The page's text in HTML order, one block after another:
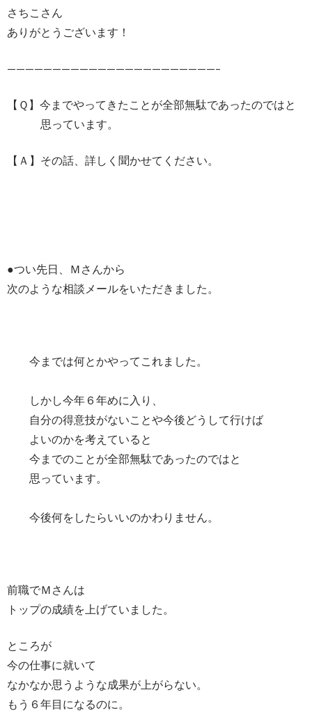
さちこさん
ありがとうございます！
———————————————————————–
【Ｑ】今までやってきたことが全部無駄であったのではと
思っています。
【Ａ】その話、詳しく聞かせてください。
●つい先日、Ｍさんから
次のような相談メールをいただきました。
今までは何とかやってこれました。
しかし今年６年めに入り、
自分の得意技がないことや今後どうして行けば
よいのかを考えていると
今までのことが全部無駄であったのではと
思っています。
今後何をしたらいいのかわりません。
前職でＭさんは
トップの成績を上げていました。
ところが
今の仕事に就いて
なかなか思うような成果が上がらない。
もう６年目になるのに。